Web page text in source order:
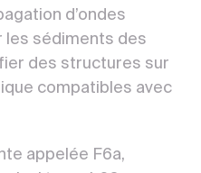
d’ondes
les sédiments des
des structures sur
compatibles avec
appelée F6a,